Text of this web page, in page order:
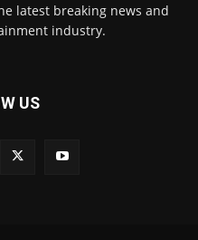
latest breaking news and
industry.
US